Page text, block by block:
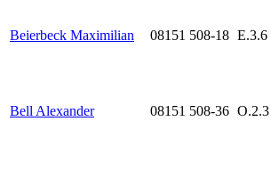
Beierbeck Maximilian 08151 508-18 E.3.6
Bell Alexander 08151 508-36 O.2.3